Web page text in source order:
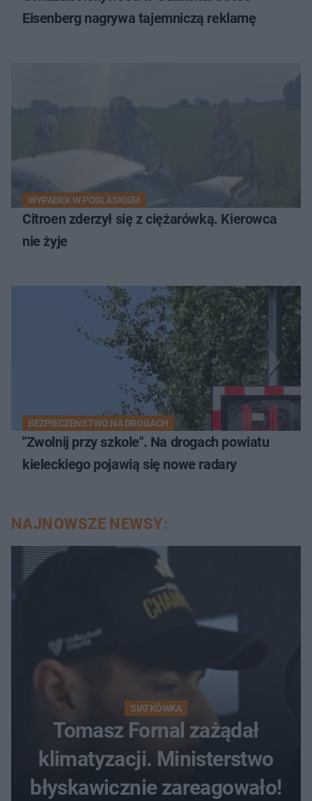
Eisenberg nagrywa tajemniczą reklamę
WYPADEK W PODLASKIEM
Citroen zderzył się z ciężarówką. Kierowca
nie żyje
BEZPIECZEŃSTWO NA DROGACH
"Zwolnij przy szkole". Na drogach powiatu
kieleckiego pojawią się nowe radary
NAJNOWSZE NEWSY:
SIATKÓWKA
Tomasz Fornal zażądał
klimatyzacji. Ministerstwo
błyskawicznie zareagowało!